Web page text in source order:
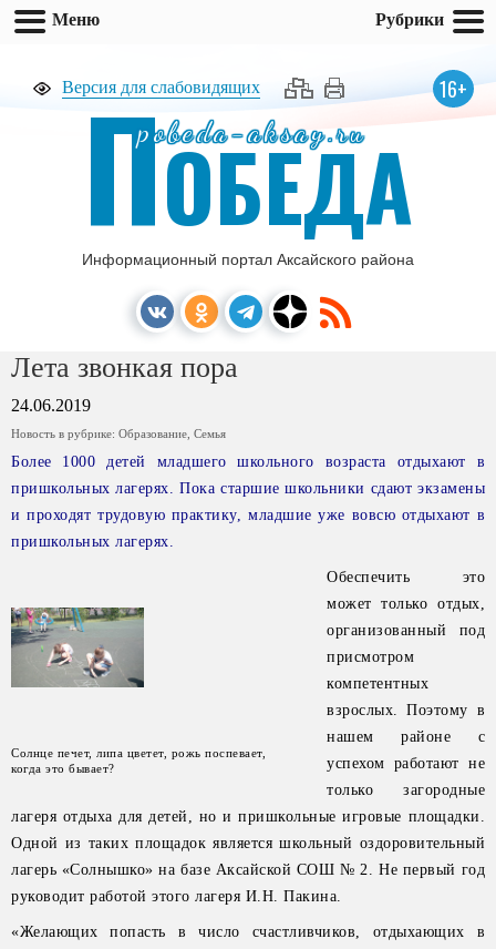
Версия для слабовидящих 16+
pobeda-aksay.ru
ПОБЕДА
Информационный портал Аксайского района
Лета звонкая пора
24.06.2019
Новость в рубрике: Образование Семья
Более 1000 детей младшего школьного возраста отдыхают в
пришкольных лагерях. Пока старшие школьники сдают экзамены
и проходят трудовую практику, младшие уже вовсю отдыхают в
пришкольных лагерях.
Солнце печет, липа цветет, рожь поспевает,
когда это бывает?
Обеспечить это
может только отдых,
организованный под
присмотром
компетентных
взрослых. Поэтому в
нашем районе с
успехом работают не
только загородные
лагеря отдыха для детей, но и пришкольные игровые площадки.
Одной из таких площадок является школьный оздоровительный
лагерь «Солнышко» на базе Аксайской СОШ № 2. Не первый год
руководит работой этого лагеря И.Н. Пакина.
«Желающих попасть в число счастливчиков, отдыхающих в
Меню Рубрики